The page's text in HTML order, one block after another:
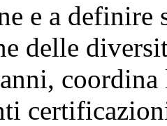
e a definire
delle
coordina